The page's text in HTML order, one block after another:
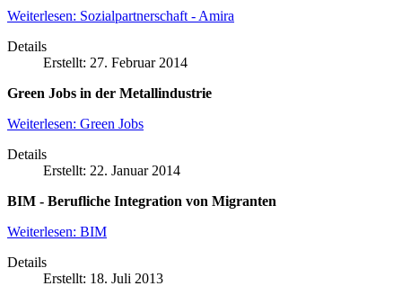
Weiterlesen: Sozialpartnerschaft - Amira
Details
Erstellt: 27. Februar 2014
Green Jobs in der Metallindustrie
Weiterlesen: Green Jobs
Details
Erstellt: 22. Januar 2014
BIM - Berufliche Integration von Migranten
Weiterlesen: BIM
Details
Erstellt: 18. Juli 2013